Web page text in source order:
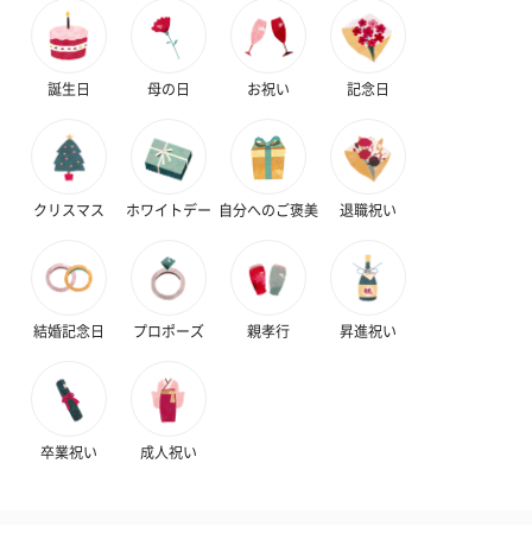
誕生日 母の日 お祝い 記念日
クリスマス ホワイトデー 自分へのご褒美 退職祝い
結婚記念日 プロポーズ 親孝行 昇進祝い
卒業祝い 成人祝い